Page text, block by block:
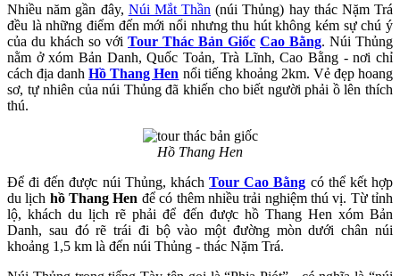
Nhiều năm gần đây, Núi Mắt Thần (núi Thủng) hay thác Nặm Trá
đều là những điểm đến mới nổi nhưng thu hút không kém sự chú ý
của du khách so với Tour Thác Bản Giốc Cao Bằng. Núi Thủng
nằm ở xóm Bản Danh, Quốc Toản, Trà Lĩnh, Cao Bằng - nơi chỉ
cách địa danhHồ Thang Hen nổi tiếng khoảng 2km. Vẻ đẹp hoang
sơ, tự nhiên của núi Thủng đã khiến cho biết người phải ồ lên thích
thú.
Hồ Thang Hen
Để đi đến được núi Thủng, kháchTour Cao Bằng có thể kết hợp
du lịch hồ Thang Hen để có thêm nhiều trải nghiệm thú vị. Từ tỉnh
lộ, khách du lịch rẽ phải để đến được hồ Thang Hen xóm Bản
Danh, sau đó rẽ trái đi bộ vào một đường mòn dưới chân núi
khoảng 1,5 km là đến núi Thủng - thác Nặm Trá.